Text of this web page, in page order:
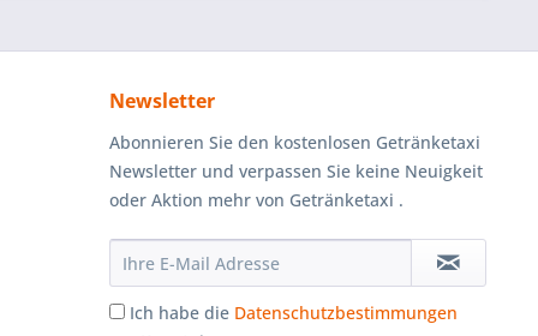
Newsletter
Abonnieren Sie den kostenlosen Getränketaxi
Newsletter und verpassen Sie keine Neuigkeit
oder Aktion mehr von Getränketaxi .
Ich habe die Datenschutzbestimmungen